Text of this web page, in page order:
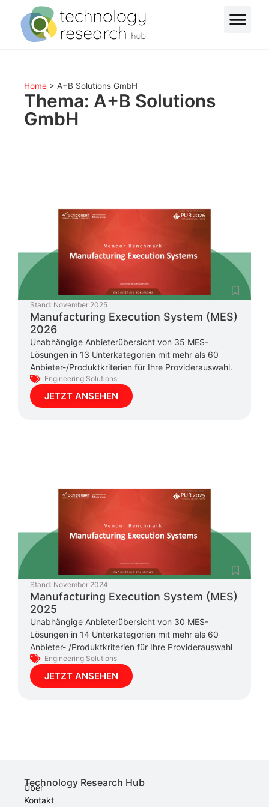
Home > A+B Solutions GmbH
Thema: A+B Solutions
GmbH
Stand: November 2025
Manufacturing Execution System (MES)
2026
Unabhängige Anbieterübersicht von 35 MES-
Lösungen in 13 Unterkategorien mit mehr als 60
Anbieter-/Produktkriterien für Ihre Providerauswahl.
Engineering Solutions
JETZT ANSEHEN
Stand: November 2024
Manufacturing Execution System (MES)
2025
Unabhängige Anbieterübersicht von 30 MES-
Lösungen in 14 Unterkategorien mit mehr als 60
Anbieter- /Produktkriterien für Ihre Providerauswahl
Engineering Solutions
JETZT ANSEHEN
Technology Research Hub
Über
Kontakt